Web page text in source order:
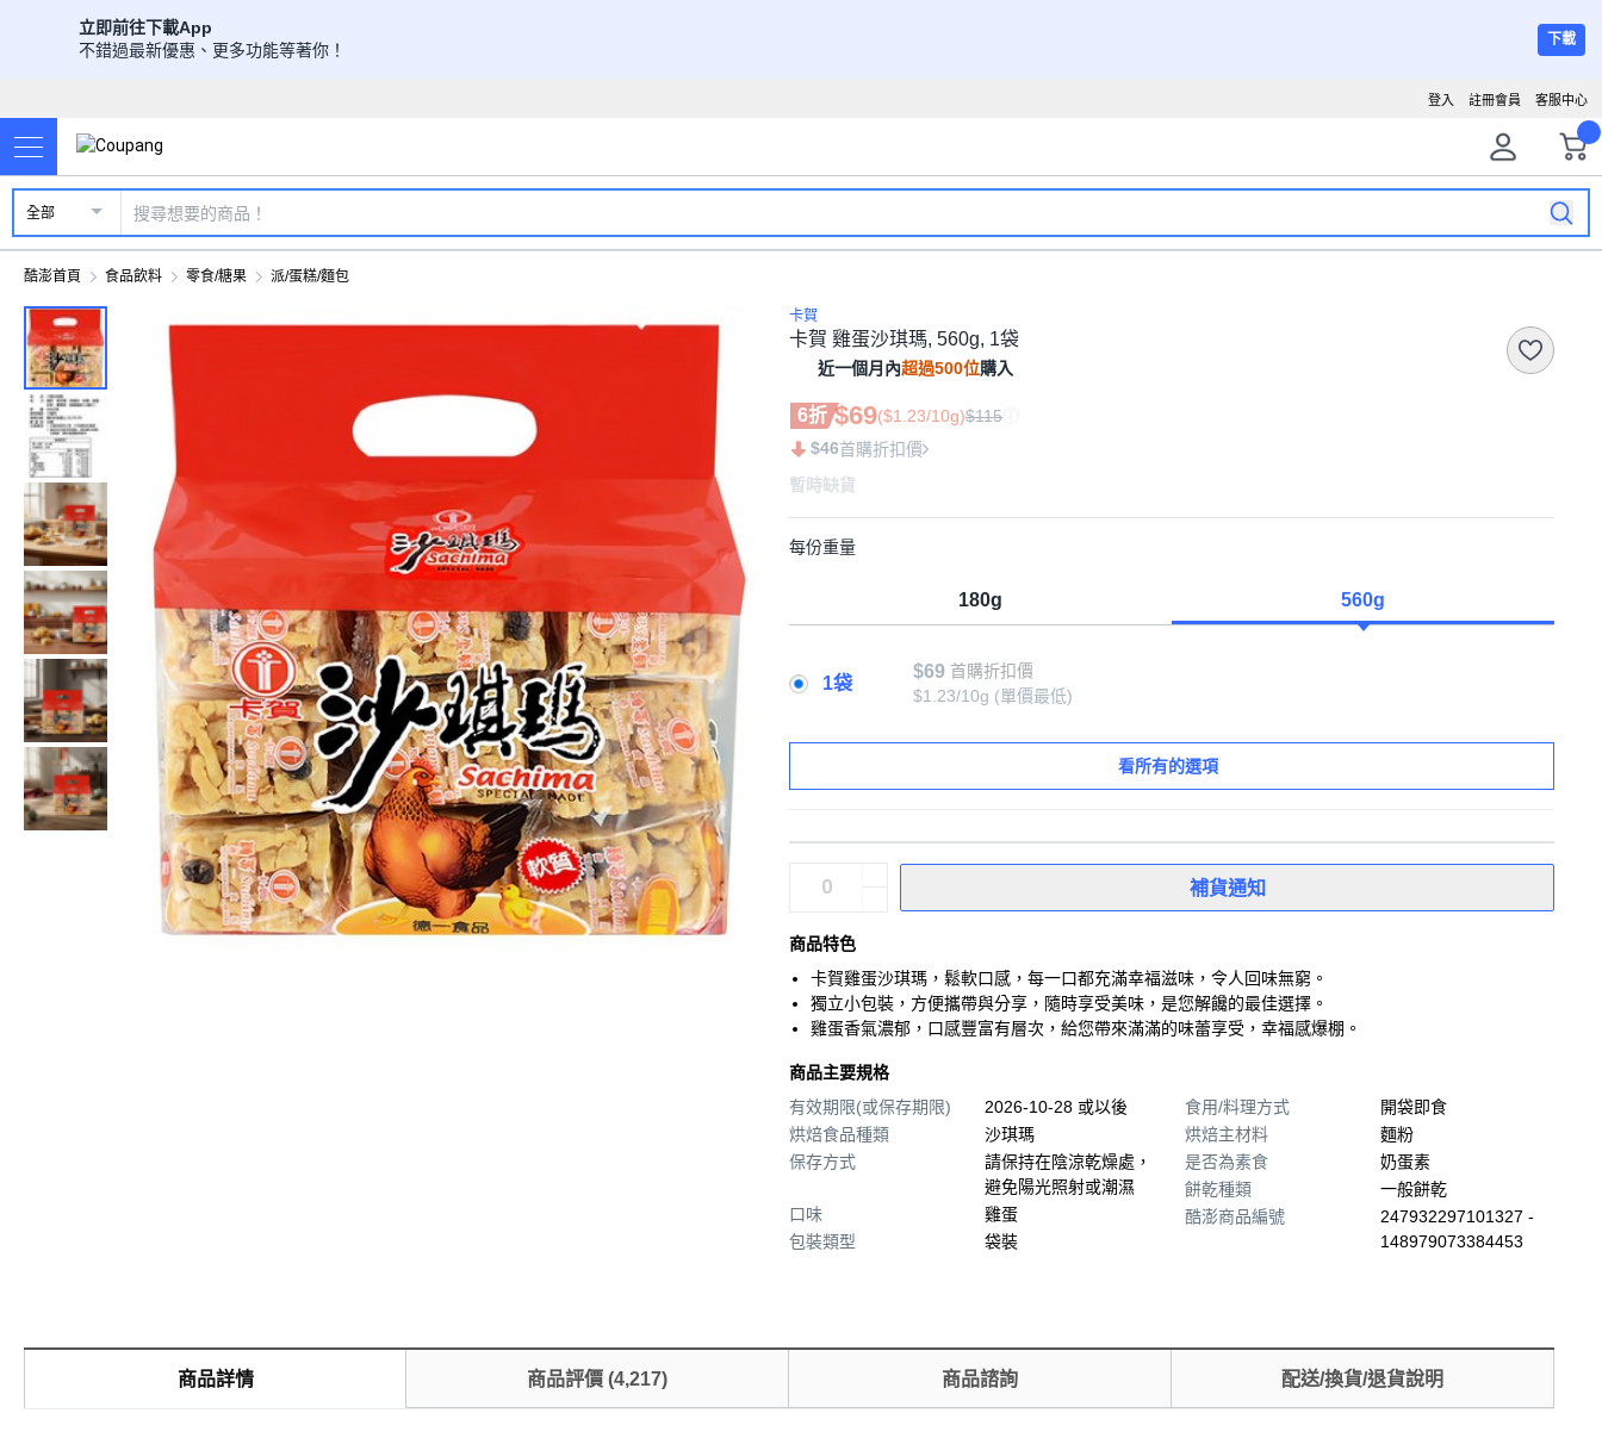
立即前往下載App
不錯過最新優惠、更多功能等著你！
下載
客服中心
註冊會員
登入
全部
酷澎首頁 食品飲料 零食/糖果 派/蛋糕/麵包
卡賀
卡賀 雞蛋沙琪瑪, 560g, 1袋
近一個月內超過500位購入
6折 $69($1.23/10g)$115
$46首購折扣價
暫時缺貨
每份重量
180g 560g
1袋
$69 首購折扣價
$1.23/10g (單價最低)
看所有的選項
補貨通知
商品特色
卡賀雞蛋沙琪瑪，鬆軟口感，每一口都充滿幸福滋味，令人回味無窮。
獨立小包裝，方便攜帶與分享，隨時享受美味，是您解饞的最佳選擇。
雞蛋香氣濃郁，口感豐富有層次，給您帶來滿滿的味蕾享受，幸福感爆棚。
商品主要規格
有效期限(或保存期限)
2026-10-28 或以後
烘焙食品種類
沙琪瑪
保存方式
請保持在陰涼乾燥處，
避免陽光照射或潮濕
口味
雞蛋
包裝類型
袋裝
食用/料理方式
開袋即食
烘焙主材料
麵粉
是否為素食
奶蛋素
餅乾種類
一般餅乾
酷澎商品編號
247932297101327 -
148979073384453
商品詳情 商品評價 (4,217) 商品諮詢 配送/換貨/退貨說明